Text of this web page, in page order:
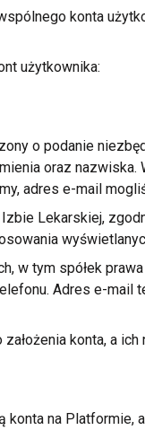
konta
użytkownika:
o podanie
oraz nazwiska.
adres e-mail
Lekarskiej,
w tymspółek
Adres e-mail
konta, a ich
konta na Platformie,